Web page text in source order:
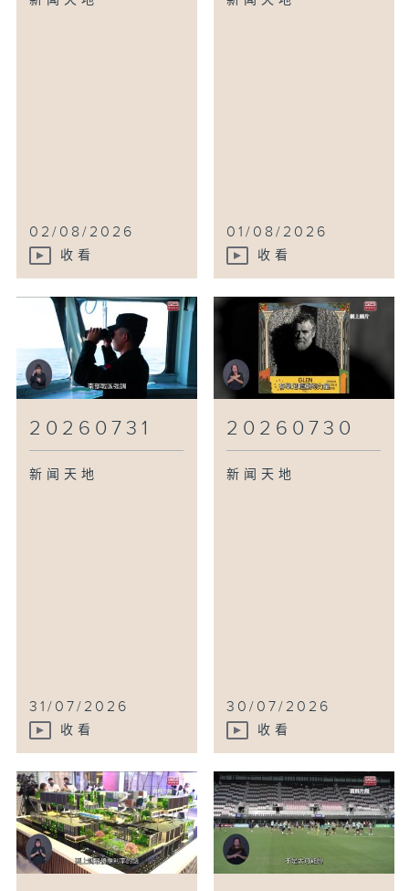
02/08/2026
收看
01/08/2026
收看
20260731
新闻天地
31/07/2026
收看
20260730
新闻天地
30/07/2026
收看